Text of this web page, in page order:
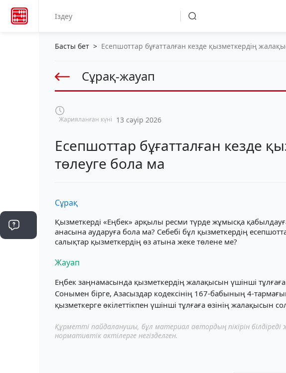
Басты бет > Есепшоттар бұғатталған кезде қызметкердің
Сұрақ-жауап
Жарияланған күні 13 сәуір 2026
Есепшоттар бұғатталған кезде
төлеуге бола ма
Сұрақ
Қызметкерді «Еңбек» арқылы ресми түрде жұмысқа
анасына аударуға бола ма? Себебі бұл қызметкердің
салықтар қызметкердің өз атына жеке төлене ме?
Жауап
Еңбек заңнамасында қызметкердің жалақысын үшінші
Сонымен бірге, Азасыздар кодексінің 167-бабының 4-
қызметкерге өкілеттікпен үшінші тұлғаға өзінің жалақысын
Құрметті пайдаланушы, бұл материал автордың пікірін
нормативтік актілерге негізделген.